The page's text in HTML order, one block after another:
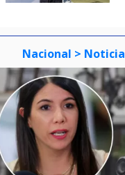
Nacional > Noticia